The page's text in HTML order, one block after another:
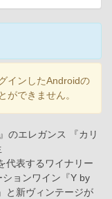
インしたAndroidの
ができません。
のエレガンス 『カリ
代表するワイナリー
ョンワイン『Y by
と新ヴィンテージが